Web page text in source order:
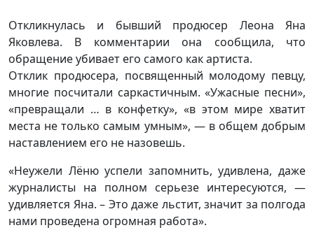
Откликнулась и бывший продюсер Леона Яна
Яковлева. В комментарии она сообщила, что
обращение убивает его самого как артиста.
Отклик продюсера, посвященный молодому певцу,
многие посчитали саркастичным. «Ужасные песни»,
«превращали … в конфетку», «в этом мире хватит
места не только самым умным», — в общем добрым
наставлением его не назовешь.
«Неужели Лёню успели запомнить, удивлена, даже
журналисты на полном серьезе интересуются, —
удивляется Яна. – Это даже льстит, значит за полгода
нами проведена огромная работа».